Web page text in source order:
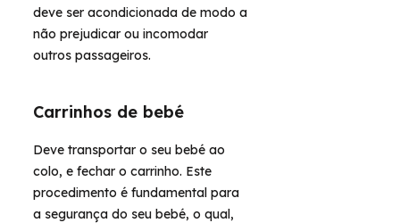
deve ser acondicionada de modo a
não prejudicar ou incomodar
outros passageiros.
Carrinhos de bebé
Deve transportar o seu bebé ao
colo, e fechar o carrinho. Este
procedimento é fundamental para
a segurança do seu bebé, o qual,